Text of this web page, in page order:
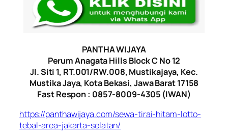
PANTHA WIJAYA
Perum Anagata Hills Block C No 12
Jl. Siti 1, RT.001/RW.008, Mustikajaya, Kec.
Mustika Jaya, Kota Bekasi, Jawa Barat 17158
Fast Respon : 0857-8009-4305 (IWAN)
https://panthawijaya.com/sewa-tirai-hitam-lotto-
tebal-area-jakarta-selatan/